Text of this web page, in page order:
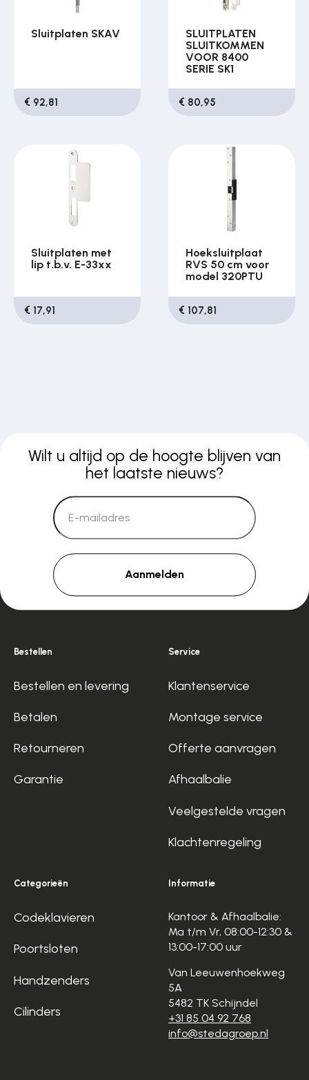
Sluitplaten SKAV
€ 92,81
SLUITPLATEN
SLUITKOMMEN
VOOR 8400
SERIE SK1
€ 80,95
Sluitplaten met
lip t.b.v. E-33xx
€ 17,91
Hoeksluitplaat
RVS 50 cm voor
model 320PTU
€ 107,81
Wilt u altijd op de hoogte blijven van
het laatste nieuws?
Aanmelden
Bestellen
Bestellen en levering
Betalen
Retourneren
Garantie
Service
Klantenservice
Montage service
Offerte aanvragen
Afhaalbalie
Veelgestelde vragen
Klachtenregeling
Categorieën
Codeklavieren
Poortsloten
Handzenders
Cilinders
Informatie
Kantoor & Afhaalbalie:
Ma t/m Vr, 08:00-12:30 &
13:00-17:00 uur
Van Leeuwenhoekweg
5A
5482 TK Schijndel
+31 85 04 92 768
info@stedagroep.nl